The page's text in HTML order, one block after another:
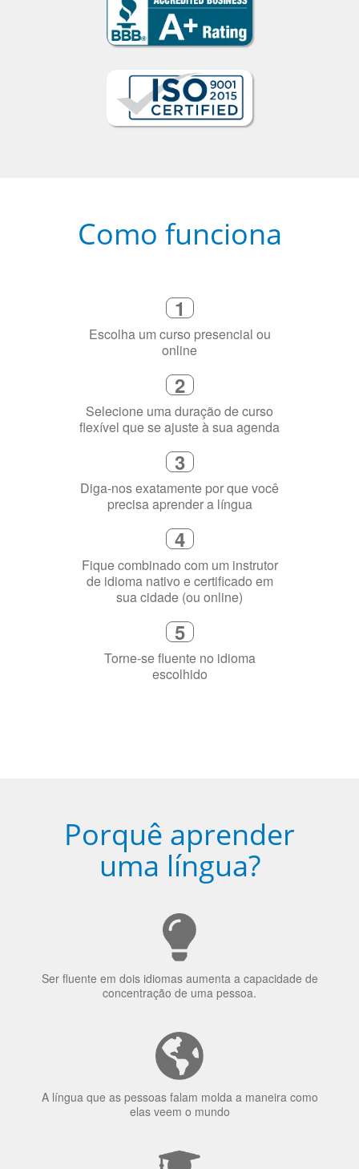
Como funciona
1
Escolha um curso presencial ou
online
2
Selecione uma duração de curso
flexível que se ajuste à sua agenda
3
Diga-nos exatamente por que você
precisa aprender a língua
4
Fique combinado com um instrutor
de idioma nativo e certificado em
sua cidade (ou online)
5
Torne-se fluente no idioma
escolhido
Porquê aprender
uma língua?
Ser fluente em dois idiomas aumenta a capacidade de
concentração de uma pessoa.
A língua que as pessoas falam molda a maneira como
elas veem o mundo